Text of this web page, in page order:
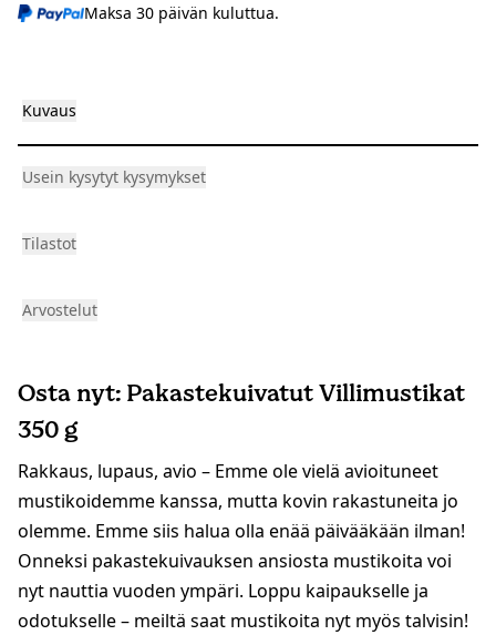
Maksa 30 päivän kuluttua.
Kuvaus
Usein kysytyt kysymykset
Tilastot
Arvostelut
Osta nyt: Pakastekuivatut Villimustikat
350 g
Rakkaus, lupaus, avio – Emme ole vielä avioituneet
mustikoidemme kanssa, mutta kovin rakastuneita jo
olemme. Emme siis halua olla enää päivääkään ilman!
Onneksi pakastekuivauksen ansiosta mustikoita voi
nyt nauttia vuoden ympäri. Loppu kaipaukselle ja
odotukselle – meiltä saat mustikoita nyt myös talvisin!